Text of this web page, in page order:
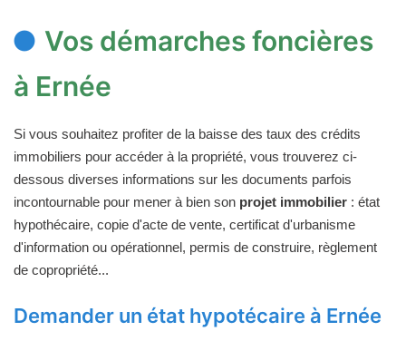
Vos démarches foncières
à Ernée
Si vous souhaitez profiter de la baisse des taux des crédits
immobiliers pour accéder à la propriété, vous trouverez ci-
dessous diverses informations sur les documents parfois
incontournable pour mener à bien son projet immobilier : état
hypothécaire, copie d'acte de vente, certificat d'urbanisme
d'information ou opérationnel, permis de construire, règlement
de copropriété...
Demander un état hypotécaire à Ernée